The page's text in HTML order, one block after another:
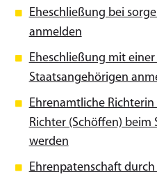
Eheschließung bei
anmelden
Eheschließung mit
Staatsangehörigen
Ehrenamtliche
Richter (Schöffen)
werden
Ehrenpatenschaft